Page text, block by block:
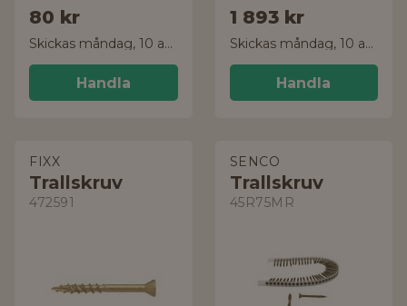
80 kr
Skickas måndag, 10 aug.
Handla
1 893 kr
Skickas måndag, 10 aug.
Handla
FIXX
Trallskruv
472591
SENCO
Trallskruv
45R75MR